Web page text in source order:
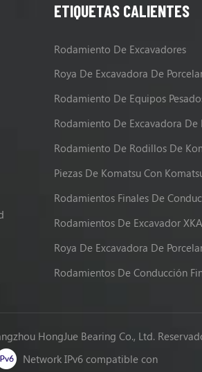
ETIQUETAS CALIENTES
Rodamiento De Excavadores
Roya De Excavadora De
Rodamiento De Equipos
Piezas De Komatsu Con
Roya De Excavadora De
Rodamientos De Conducción
HongJue Bearing Co., Ltd.
Network IPv6 compatible con